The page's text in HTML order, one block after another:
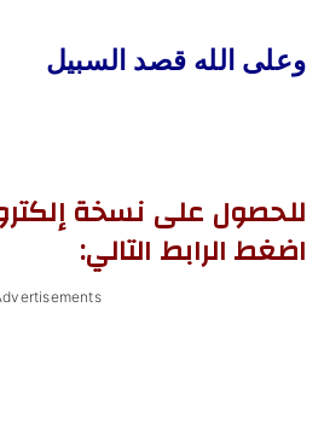
وعلى الله قصد السبيل
أحمد
للحصول على نسخة
اضغط الرابط التالي: